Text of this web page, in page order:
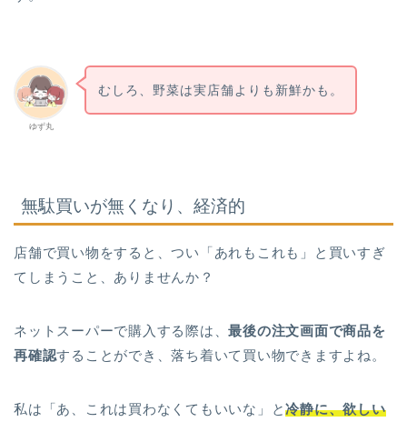
ゆず丸
むしろ、野菜は実店舗よりも新鮮かも。
無駄買いが無くなり、経済的
店舗で買い物をすると、つい「あれもこれも」と買いすぎ
てしまうこと、ありませんか？
ネットスーパーで購入する際は、最後の注文画面で商品を
再確認することができ、落ち着いて買い物できますよね。
私は「あ、これは買わなくてもいいな」と冷静に、欲しい